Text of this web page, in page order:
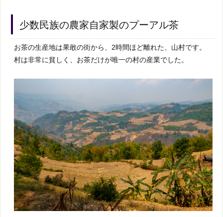
少数民族の農家自家製のプーアル茶
お茶の生産地は果敢の街から、2時間ほど離れた、山村です。
村は非常に貧しく、お茶だけが唯一の村の産業でした。